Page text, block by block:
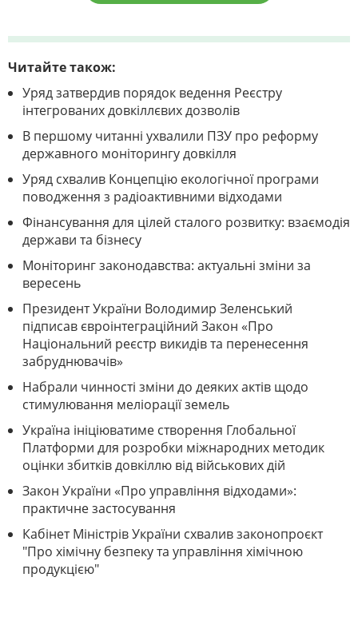
Читайте також:
Уряд затвердив порядок ведення Реєстру
інтегрованих довкіллєвих дозволів
В першому читанні ухвалили ПЗУ про реформу
державного моніторингу довкілля
Уряд схвалив Концепцію екологічної програми
поводження з радіоактивними відходами
Фінансування для цілей сталого розвитку: взаємодія
держави та бізнесу
Моніторинг законодавства: актуальні зміни за
вересень
Президент України Володимир Зеленський
підписав євроінтеграційний Закон «Про
Національний реєстр викидів та перенесення
забруднювачів»
Набрали чинності зміни до деяких актів щодо
стимулювання меліорації земель
Україна ініціюватиме створення Глобальної
Платформи для розробки міжнародних методик
оцінки збитків довкіллю від військових дій
Закон України «Про управління відходами»:
практичне застосування
Кабінет Міністрів України схвалив законопроєкт
"Про хімічну безпеку та управління хімічною
продукцією"